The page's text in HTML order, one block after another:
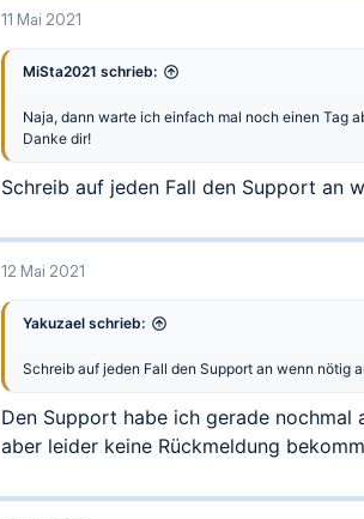
11 Mai 2021
MiSta2021 schrieb:
Naja, dann warte ich einfach mal noch einen Tag
Danke dir!
Schreib auf jeden Fall den Support an
12 Mai 2021
Yakuzael schrieb:
Schreib auf jeden Fall den Support an wenn nötig
Den Support habe ich gerade nochmal
aber leider keine Rückmeldung